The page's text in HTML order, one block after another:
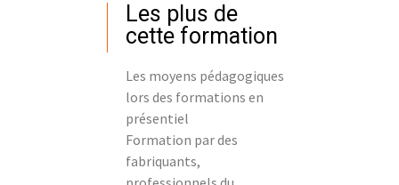
Les plus de
cette formation
Les moyens pédagogiques
lors des formations en
présentiel
Formation par des
fabriquants,